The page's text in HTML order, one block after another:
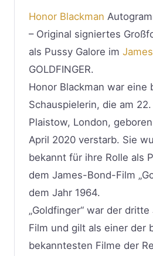
Honor Blackman
– Original signiertes
als Pussy Galore im
GOLDFINGER.
Honor Blackman war eine
Schauspielerin, die am
Plaistow, London,
April 2020 verstarb. Sie
bekannt für ihre Rolle als
dem James-Bond-Film
dem Jahr 1964.
„Goldfinger“ war der
Film und gilt als einer der
bekanntesten Filme der